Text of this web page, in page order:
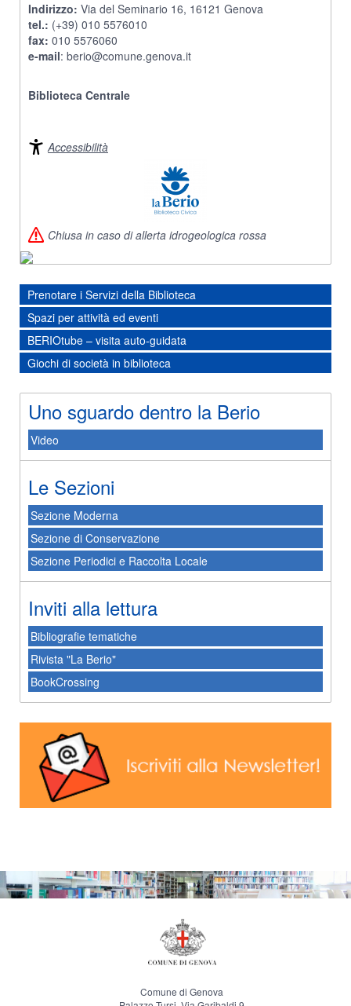
Indirizzo: Via del Seminario 16, 16121 Genova
tel.: (+39) 010 5576010
fax: 010 5576060
e-mail: berio@comune.genova.it
Biblioteca Centrale
Accessibilità
Chiusa in caso di allerta idrogeologica rossa
Prenotare i Servizi della Biblioteca
Spazi per attività ed eventi
BERIOtube – visita auto-guidata
Giochi di società in biblioteca
Uno sguardo dentro la Berio
Video
Le Sezioni
Sezione Moderna
Sezione di Conservazione
Sezione Periodici e Raccolta Locale
Inviti alla lettura
Bibliografie tematiche
Rivista "La Berio"
BookCrossing
Comune di Genova